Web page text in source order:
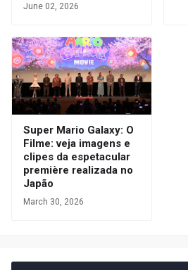
June 02, 2026
Super Mario Galaxy: O
Filme: veja imagens e
clipes da espetacular
première realizada no
Japão
March 30, 2026